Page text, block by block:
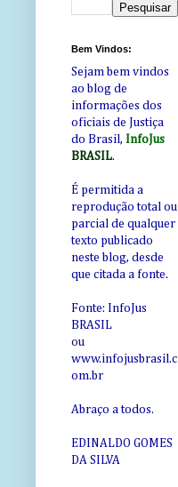
Bem Vindos:
Sejam bem vindos
ao blog de
informações dos
oficiais de Justiça
do Brasil, InfoJus
BRASIL.
É permitida a
reprodução total ou
parcial de qualquer
texto publicado
neste blog, desde
que citada a fonte.
Fonte: InfoJus
BRASIL
ou
www.infojusbrasil.c
om.br
Abraço a todos.
EDINALDO GOMES
DA SILVA